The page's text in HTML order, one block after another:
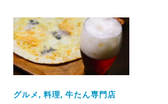
グルメ,料理,牛たん専門店